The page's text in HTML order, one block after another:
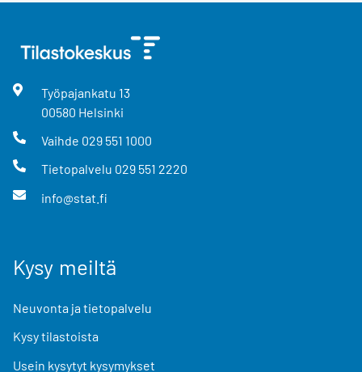
Työpajankatu 13
00580 Helsinki
Vaihde 029 551 1000
Tietopalvelu 029 551 2220
info@stat.fi
Kysy meiltä
Neuvonta ja tietopalvelu
Kysy tilastoista
Usein kysytyt kysymykset